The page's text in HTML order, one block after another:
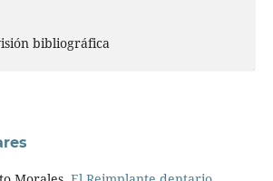
bibliográfica